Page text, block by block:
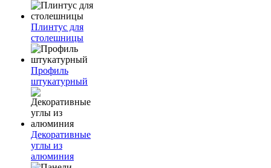
Плинтус для
столешницы
Профиль
штукатурный
Декоративные
углы из
алюминия